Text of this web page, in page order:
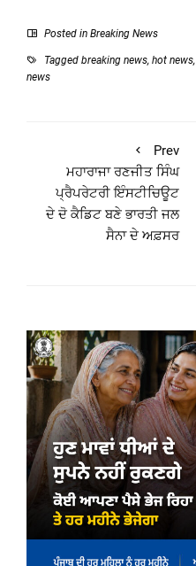
Posted in Breaking News
Tagged breaking news, hot news,
news
Prev
ਮਹਾਰਾਜਾ ਰਣਜੀਤ ਸਿੰਘ
ਪ੍ਰੈਪਰੇਟਰੀ ਇੰਸਟੀਚਿਊਟ
ਦੇ ਦੋ ਕੈਡਿਟ ਬਣੇ ਭਾਰਤੀ ਜਲ
ਸੈਨਾ ਦੇ ਅਫ਼ਸਰ